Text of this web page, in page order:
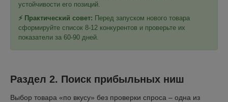
устойчивости его позиций.
⚡ Практический совет: Перед запуском нового товара
сформируйте список 8-12 конкурентов и проверьте их
показатели за 60-90 дней.
Раздел 2. Поиск прибыльных ниш
Выбор товара «по вкусу» без проверки спроса – одна из